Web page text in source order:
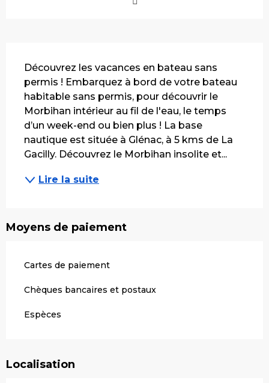
Découvrez les vacances en bateau sans
permis ! Embarquez à bord de votre bateau
habitable sans permis, pour découvrir le
Morbihan intérieur au fil de l'eau, le temps
d’un week-end ou bien plus ! La base
nautique est située à Glénac, à 5 kms de La
Gacilly. Découvrez le Morbihan insolite et...
Lire la suite
Moyens de paiement
Cartes de paiement
Chèques bancaires et postaux
Espèces
Localisation